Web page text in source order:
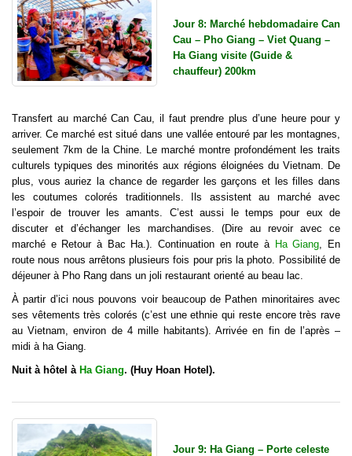
Jour 8: Marché hebdomadaire Can
Cau – Pho Giang – Viet Quang –
Ha Giang visite (Guide &
chauffeur) 200km
Transfert au marché Can Cau, il faut prendre plus d’une heure pour y
arriver. Ce marché est situé dans une vallée entouré par les montagnes,
seulement 7km de la Chine. Le marché montre profondément les traits
culturels typiques des minorités aux régions éloignées du Vietnam. De
plus, vous auriez la chance de regarder les garçons et les filles dans
les coutumes colorés traditionnels. Ils assistent au marché avec
l’espoir de trouver les amants. C’est aussi le temps pour eux de
discuter et d’échanger les marchandises. (Dire au revoir avec ce
marché e Retour à Bac Ha.). Continuation en route à Ha Giang , En
route nous nous arrêtons plusieurs fois pour pris la photo. Possibilité de
déjeuner à Pho Rang dans un joli restaurant orienté au beau lac.
À partir d’ici nous pouvons voir beaucoup de Pathen minoritaires avec
ses vêtements très colorés (c’est une ethnie qui reste encore très rave
au Vietnam, environ de 4 mille habitants). Arrivée en fin de l’après –
midi à ha Giang.
Nuit à hôtel à Ha Giang. (Huy Hoan Hotel).
Jour 9: Ha Giang – Porte celeste